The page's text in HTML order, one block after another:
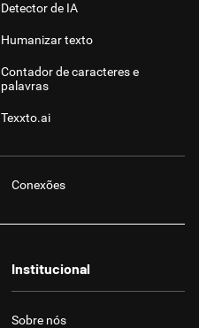
Detector de IA
Humanizar texto
Contador de caracteres e
palavras
Texxto.ai
Conexões
Institucional
Sobre nós